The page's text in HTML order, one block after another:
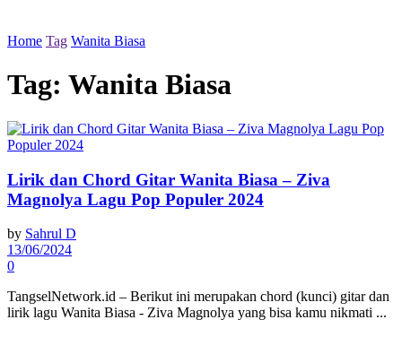
Home Tag Wanita Biasa
Tag: Wanita Biasa
Lirik dan Chord Gitar Wanita Biasa – Ziva
Magnolya Lagu Pop Populer 2024
by Sahrul D
13/06/2024
0
TangselNetwork.id – Berikut ini merupakan chord (kunci) gitar dan
lirik lagu Wanita Biasa - Ziva Magnolya yang bisa kamu nikmati ...